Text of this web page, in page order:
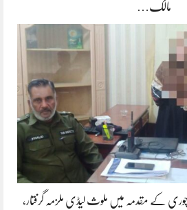
مالک…
چوری کے مقدمہ میں ملوث لیڈی ملزمہ گرفتار،